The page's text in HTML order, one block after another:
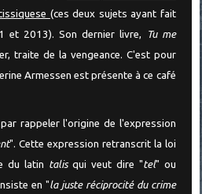
(ces deux sujets ayant fait
et 2013). Son dernier livre,
Tu me
traite de la vengeance. C'est pour
Armessen est présente à ce café
rappeler l'origine de l'expression
". Cette expression retranscrit la loi
du latin talisqui veut dire "tel" ou
en "la juste réciprocité du crime